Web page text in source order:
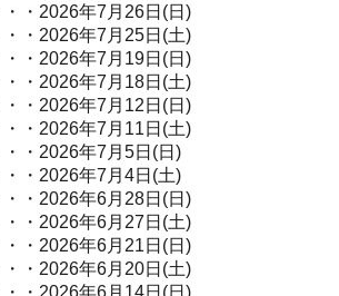
・2026年7月26日(日)
・2026年7月25日(土)
・2026年7月19日(日)
・2026年7月18日(土)
・2026年7月12日(日)
・2026年7月11日(土)
・2026年7月5日(日)
・2026年7月4日(土)
・2026年6月28日(日)
・2026年6月27日(土)
・2026年6月21日(日)
・2026年6月20日(土)